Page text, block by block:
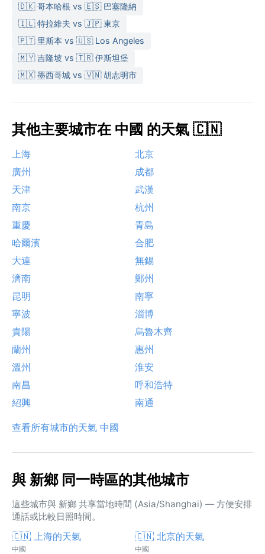
🇩🇰 哥本哈根 vs 🇪🇸 巴塞隆納
🇮🇱 特拉維夫 vs 🇯🇵 東京
🇵🇹 里斯本 vs 🇺🇸 Los Angeles
🇲🇾 吉隆坡 vs 🇹🇷 伊斯坦堡
🇲🇽 墨西哥城 vs 🇻🇳 胡志明市
其他主要城市在 中國 的天氣 🇨🇳
上海
北京
廣州
成都
天津
武漢
南京
杭州
重慶
青島
哈爾濱
合肥
大連
無錫
濟南
鄭州
昆明
南寧
寧波
淄博
貴陽
烏魯木齊
蘭州
惠州
溫州
淮安
南昌
呼和浩特
紹興
南通
查看所有城市的天氣 中國
與 新鄉 同一時區的其他城市
這些城市與 新鄉 共享當地時間 (Asia/Shanghai) — 方便安排
通話或比較日照時間。
🇨🇳 上海的天氣
中國
🇨🇳 北京的天氣
中國